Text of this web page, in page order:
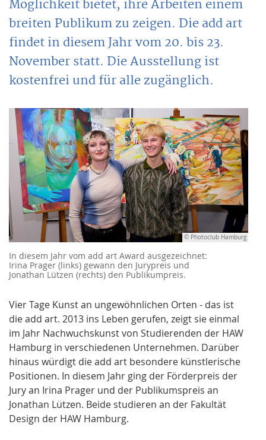
Möglichkeit bietet, ihre Arbeiten einem
breiten Publikum zu zeigen. Die add art
findet in diesem Jahr vom 20. bis 23.
November statt. Die Ausstellung ist
kostenfrei und für alle zugänglich.
© Photoclub Hamburg
In diesem Jahr vom add art Award ausgezeichnet:
Irina Prager (links) gewann den Jurypreis und
Jonathan Lützen (rechts) den Publikumpreis.
Vier Tage Kunst an ungewöhnlichen Orten - das ist
die add art. 2013 ins Leben gerufen, zeigt sie einmal
im Jahr Nachwuchskunst von Studierenden der HAW
Hamburg in verschiedenen Unternehmen. Darüber
hinaus würdigt die add art besondere künstlerische
Positionen. In diesem Jahr ging der Förderpreis der
Jury an Irina Prager und der Publikumspreis an
Jonathan Lützen. Beide studieren an der Fakultät
Design der HAW Hamburg.